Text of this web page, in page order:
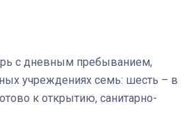
с дневным пребыванием,
учреждениях семь: шесть – в
к открытию, санитарно-
реальностью свою детскую
мечту